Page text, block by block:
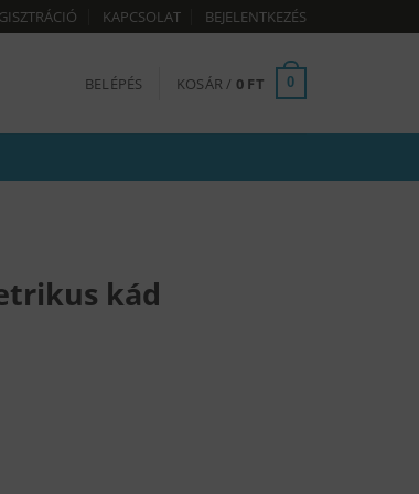
KAPCSOLAT BEJELENTKEZÉS
BELÉPÉS KOSÁR / 0 FT 0
kád